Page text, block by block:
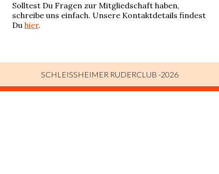
Solltest Du Fragen zur Mitgliedschaft haben,
schreibe uns einfach. Unsere Kontaktdetails findest
Du hier.
SCHLEISSHEIMER RUDERCLUB -2026